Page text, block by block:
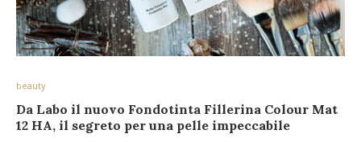
beauty
Da Labo il nuovo Fondotinta Fillerina Colour Mat
12 HA, il segreto per una pelle impeccabile